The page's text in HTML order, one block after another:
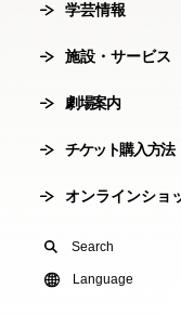
学芸情報
施設・サービス
劇場案内
チケット購入方法
オンラインショ
Search
Language